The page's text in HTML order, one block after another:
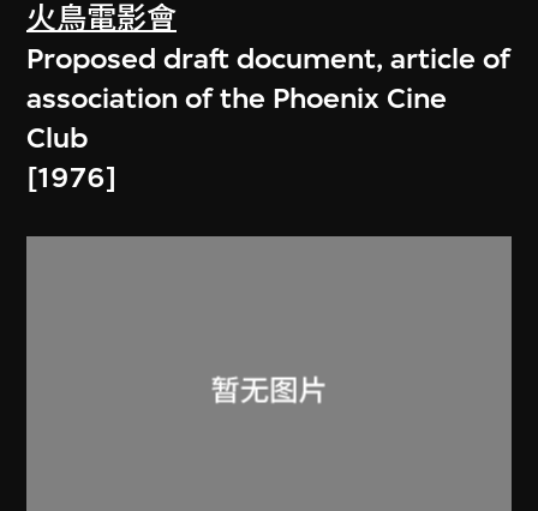
火鳥電影會
Proposed draft document, article of
association of the Phoenix Cine
Club
[1976]